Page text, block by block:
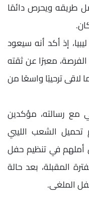
طريقه ويحرص دائمًا
إذ أكد أنه سيعود
معبرًا عن ثقته
لاقى ترحيبًا واسعًا من
مع رسالته، مؤكدين
الشعب الليبي
أملهم في تنظيم حفل
المقبلة، بعد حالة
الملغى.